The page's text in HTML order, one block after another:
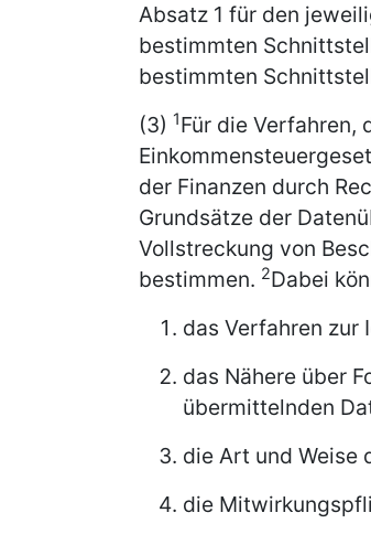
Absatz 1 für den
bestimmten
bestimmten
(3) 1Für die Verfahren,
der Finanzen durch
Grundsätze der
Vollstreckung von
bestimmen. 2Dabei
das Verfahren zur
das Nähere über
übermittelnden
die Art und Weise
die